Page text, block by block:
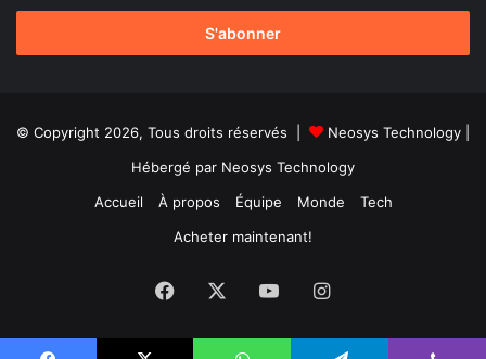
adresse
© Copyright 2026, Tous droits réservés | Neosys Technology
Hébergé par Neosys Technology
Accueil
À propos Équipe Monde
Tech
Acheter maintenant!
Facebook YouTubeInstagram